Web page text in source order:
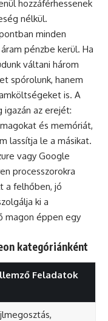
hozzáférhessenek
nélkül.
minden
pénzbe kerül. Ha
váltani három
spórolunk, hanem
is. A
az erejét:
és memóriát,
lassítja le a másikat.
vagy Google
processzorokra
a felhőben, jó
ki a
magon éppen egy
kategóriánként
Feladatok